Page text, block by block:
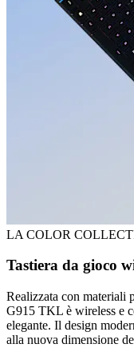
LA COLOR
Tastiera da gioco
Realizzata con materiali
G915 TKL è wireless e
elegante. Il design
alla nuova dimensione